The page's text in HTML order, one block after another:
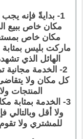
1- بدايةً فإنه
مكان خاص ببيع
مكان خاص
ماركت بليس بمثابة
الهائل الذي
2- الخدمة
كل مكان ولا
المنتجات
3- الخدمة بمثابة
ولا أقل وبالتالي
للمشتري ولا